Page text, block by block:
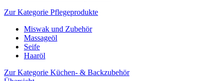
Zur Kategorie Pflegeprodukte
Miswak und Zubehör
Massageöl
Seife
Haaröl
Zur Kategorie Küchen- & Backzubehör